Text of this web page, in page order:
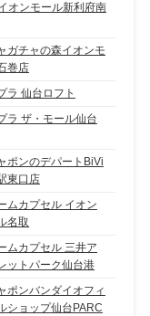
オンモール新利府南
ガチャの森イオンモ
巻店
ラ 仙台ロフト
ラ ザ・モール仙台
ポンのデパートBiVi
東口店
ムカプセル イオン
名取
ムカプセル 三井ア
ットパーク仙台港
ポンバンダイオフィ
ショップ仙台PARC